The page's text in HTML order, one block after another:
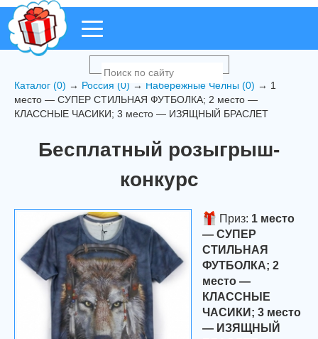
Каталог (0) → Россия (0) → Набережные Челны (0) → 1
место — СУПЕР СТИЛЬНАЯ ФУТБОЛКА; 2 место —
КЛАССНЫЕ ЧАСИКИ; 3 место — ИЗЯЩНЫЙ БРАСЛЕТ
Бесплатный розыгрыш-
конкурс
Приз: 1 место
— СУПЕР
СТИЛЬНАЯ
ФУТБОЛКА; 2
место —
КЛАССНЫЕ
ЧАСИКИ; 3 место
— ИЗЯЩНЫЙ